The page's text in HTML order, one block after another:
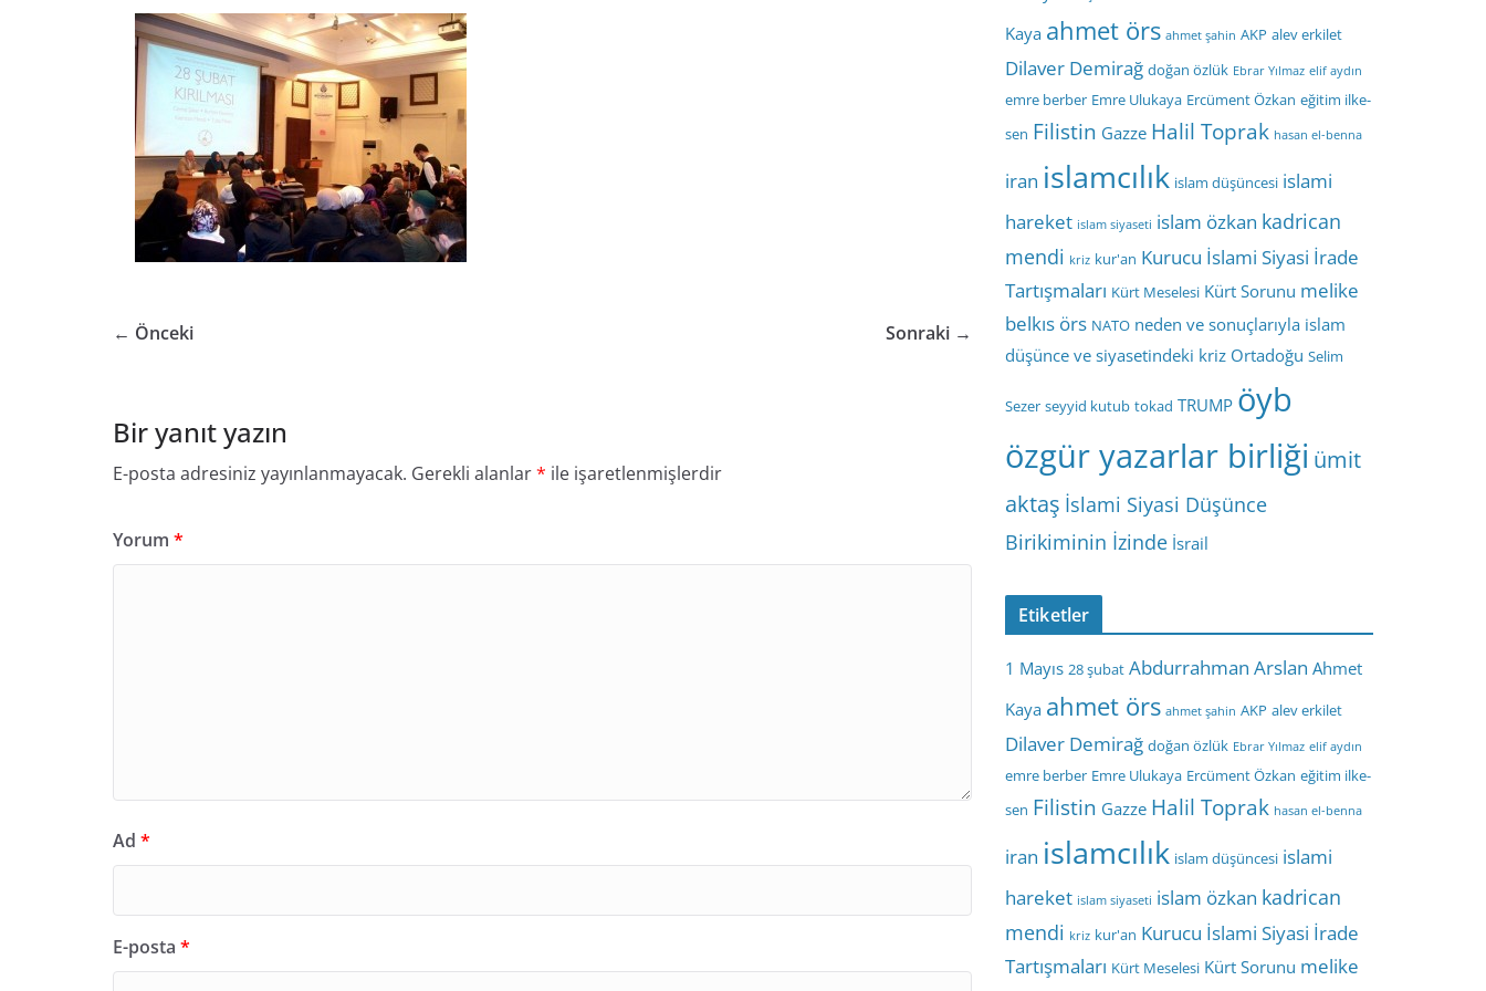
← Önceki Sonraki →
Bir yanıt yazın
E-posta adresiniz yayınlanmayacak. Gerekli alanlar* ile işaretlenmişlerdir
Yorum *
Ad *
E-posta *
Kaya ahmet örs ahmet şahin AKP alev erkilet
Dilaver Demirağ doğan özlük Ebrar Yılmaz elif aydın
emre berber Emre Ulukaya Ercüment Özkan eğitim ilke-
sen Filistin Gazze Halil Toprak hasan el-benna
iran islamcılık islam düşüncesi islami
hareket islam siyaseti islam özkan kadrican
mendi kriz kur'an Kurucu İslami Siyasi İrade
Tartışmaları Kürt Meselesi Kürt Sorunu melike
belkıs örs NATO neden ve sonuçlarıyla islam
düşünce ve siyasetindeki kriz Ortadoğu Selim
Sezer seyyid kutub tokad TRUMP öyb
özgür yazarlar birliği ümit
aktaş İslami Siyasi Düşünce
Birikiminin İzinde İsrail
Etiketler
1 Mayıs 28 şubat Abdurrahman Arslan Ahmet
Kaya ahmet örs ahmet şahin AKP alev erkilet
Dilaver Demirağ doğan özlük Ebrar Yılmaz elif aydın
emre berber Emre Ulukaya Ercüment Özkan eğitim ilke-
sen Filistin Gazze Halil Toprak hasan el-benna
iran islamcılık islam düşüncesi islami
hareket islam siyaseti islam özkan kadrican
mendi kriz kur'an Kurucu İslami Siyasi İrade
Tartışmaları Kürt Meselesi Kürt Sorunu melike